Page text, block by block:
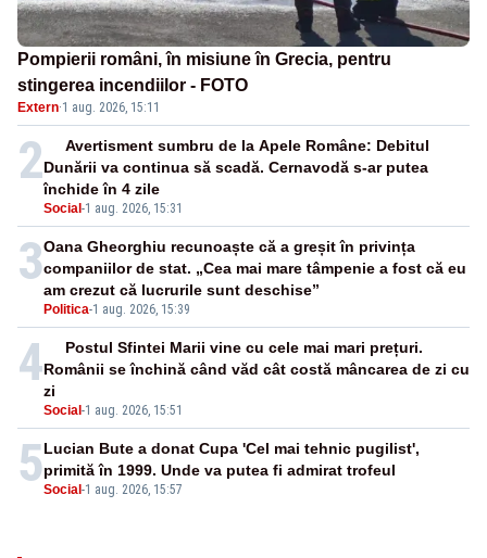
Pompierii români, în misiune în Grecia, pentru
stingerea incendiilor - FOTO
Extern·1 aug. 2026, 15:11
2
Social -1 aug. 2026, 15:31
Avertisment sumbru de la Apele Române: Debitul
Dunării va continua să scadă. Cernavodă s-ar putea
închide în 4 zile
3
Politica-1 aug. 2026, 15:39
Oana Gheorghiu recunoaște că a greșit în privința
companiilor de stat. „Cea mai mare tâmpenie a fost că eu
am crezut că lucrurile sunt deschise”
4
Social -1 aug. 2026, 15:51
Postul Sfintei Marii vine cu cele mai mari prețuri.
Românii se închină când văd cât costă mâncarea de zi cu
zi
5Social -1 aug. 2026, 15:57
Lucian Bute a donat Cupa 'Cel mai tehnic pugilist',
primită în 1999. Unde va putea fi admirat trofeul